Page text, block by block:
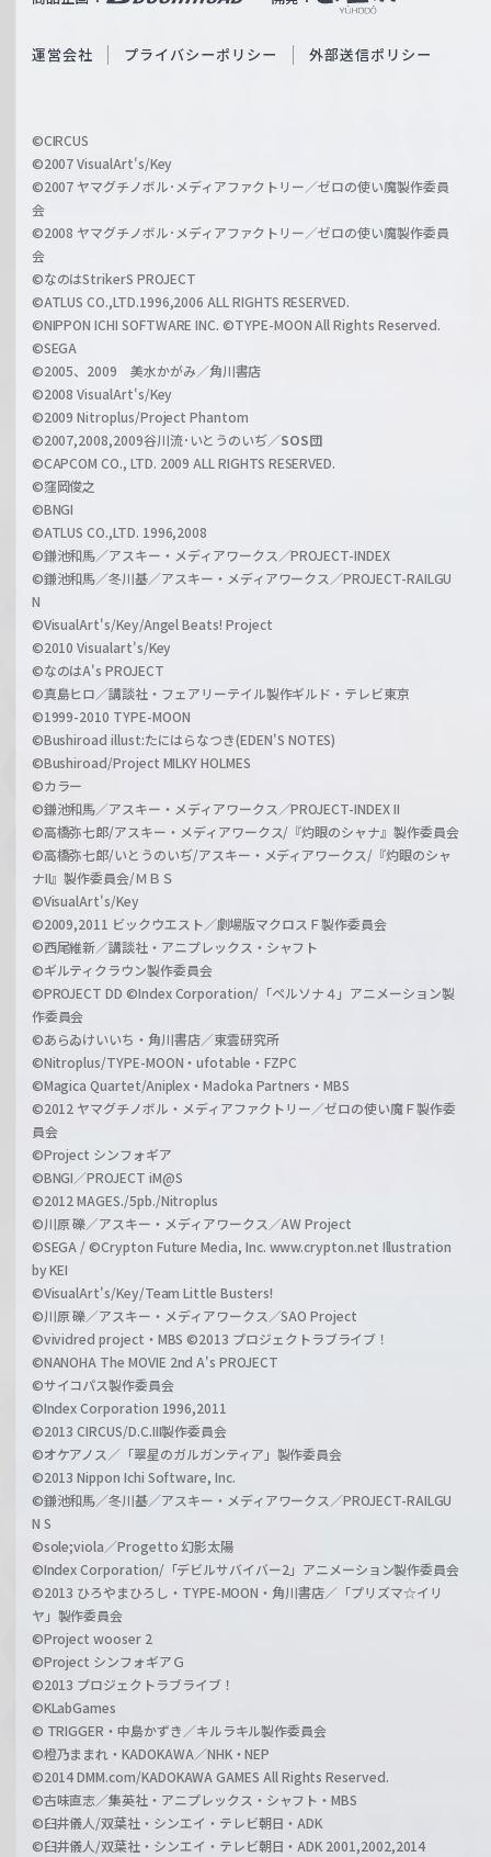
c
a
r
z
O
i
l
h
a
n
l
運営会社 プライバシーポリシー 外部送信ポリシー
©CIRCUS
©2007 VisualArt's/Key
©2007 ヤマグチノボル･メディアファクトリー／ゼロの使い魔製作委員
会
©2008 ヤマグチノボル･メディアファクトリー／ゼロの使い魔製作委員
会
©なのはStrikerS PROJECT
©ATLUS CO.,LTD.1996,2006 ALL RIGHTS RESERVED.
©NIPPON ICHI SOFTWARE INC. ©TYPE-MOON All Rights Reserved.
©SEGA
©2005、2009 美水かがみ／角川書店
©2008 VisualArt's/Key
©2009 Nitroplus/Project Phantom
©2007,2008,2009谷川流･いとうのいぢ／SOS団
©CAPCOM CO., LTD. 2009 ALL RIGHTS RESERVED.
©窪岡俊之
©BNGI
©ATLUS CO.,LTD. 1996,2008
©鎌池和馬／アスキー・メディアワークス／PROJECT-INDEX
©鎌池和馬／冬川基／アスキー・メディアワークス／PROJECT-RAILGU
N
©VisualArt's/Key/Angel Beats! Project
©2010 Visualart's/Key
©なのはA's PROJECT
©真島ヒロ／講談社・フェアリーテイル製作ギルド・テレビ東京
©1999-2010 TYPE-MOON
©Bushiroad illust:たにはらなつき(EDEN'S NOTES)
©Bushiroad/Project MILKY HOLMES
©カラー
©鎌池和馬／アスキー・メディアワークス／PROJECT-INDEX II
©高橋弥七郎/アスキー・メディアワークス/『灼眼のシャナ』製作委員会
©高橋弥七郎/いとうのいぢ/アスキー・メディアワークス/『灼眼のシャ
ナII』製作委員会/ＭＢＳ
©VisualArt's/Key
©2009,2011 ビックウエスト／劇場版マクロスＦ製作委員会
©西尾維新／講談社・アニプレックス・シャフト
©ギルティクラウン製作委員会
©PROJECT DD ©Index Corporation/「ペルソナ４」アニメーション製
作委員会
©あらゐけいいち・角川書店／東雲研究所
©Nitroplus/TYPE-MOON・ufotable・FZPC
©Magica Quartet/Aniplex・Madoka Partners・MBS
©2012 ヤマグチノボル・メディアファクトリー／ゼロの使い魔Ｆ製作委
員会
©Project シンフォギア
©BNGI／PROJECT iM@S
©2012 MAGES./5pb./Nitroplus
©川原 礫／アスキー・メディアワークス／AW Project
©SEGA / ©Crypton Future Media, Inc. www.crypton.net Illustration
by KEI
©VisualArt's/Key/Team Little Busters!
©川原 礫／アスキー・メディアワークス／SAO Project
©vividred project・MBS ©2013 プロジェクトラブライブ！
©NANOHA The MOVIE 2nd A's PROJECT
©サイコパス製作委員会
©Index Corporation 1996,2011
©2013 CIRCUS/D.C.III製作委員会
©オケアノス／「翠星のガルガンティア」製作委員会
©2013 Nippon Ichi Software, Inc.
©鎌池和馬／冬川基／アスキー・メディアワークス／PROJECT-RAILGU
N S
©sole;viola／Progetto 幻影太陽
©Index Corporation/「デビルサバイバー2」アニメーション製作委員会
©2013 ひろやまひろし・TYPE-MOON・角川書店／「プリズマ☆イリ
ヤ」製作委員会
©Project wooser 2
©Project シンフォギアＧ
©2013 プロジェクトラブライブ！
©KLabGames
© TRIGGER・中島かずき／キルラキル製作委員会
©橙乃ままれ・KADOKAWA／NHK・NEP
©2014 DMM.com/KADOKAWA GAMES All Rights Reserved.
©古味直志／集英社・アニプレックス・シャフト・MBS
©臼井儀人/双葉社・シンエイ・テレビ朝日・ADK
©臼井儀人/双葉社・シンエイ・テレビ朝日・ADK 2001,2002,2014